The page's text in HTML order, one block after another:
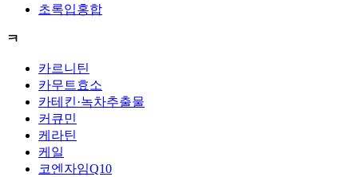
초록입홍합
ㅋ
카르니틴
카무트효소
카테킨·녹차추출물
커큐민
케라틴
케일
코엔자임Q10